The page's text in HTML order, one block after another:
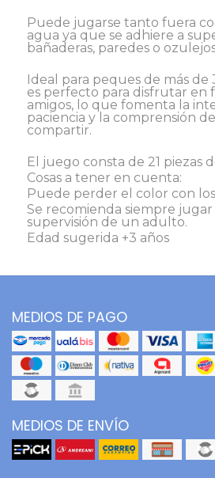
Puede jugarse tanto fuera
agua ya que se adhiere a
bañaderas, paredes o
Ideal para peques de más de
es perfecto para disfrutar en
amigos, lo que fomenta la
paciencia y la comprensión
compartir.
El juego consta de 21 piezas
Cosas a tener en cuenta:
Puede perder el color con los
Se recomienda siempre jugar
supervisión de un adulto.
Edad sugerida +3 años
MEDIOS DE PAGO
MEDIOS DE ENVÍO